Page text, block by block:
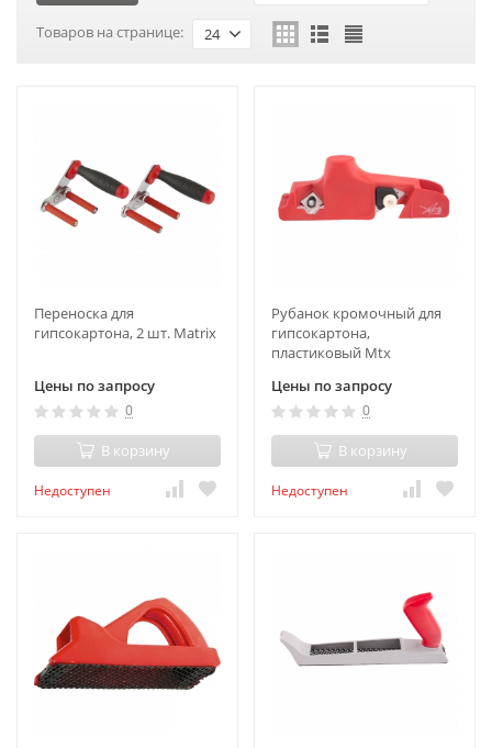
Товаров на странице: 24
Переноска для
гипсокартона, 2 шт. Matrix
Цены по запросу
0
В корзину
Недоступен
Рубанок кромочный для
гипсокартона,
пластиковый Mtx
Цены по запросу
0
В корзину
Недоступен